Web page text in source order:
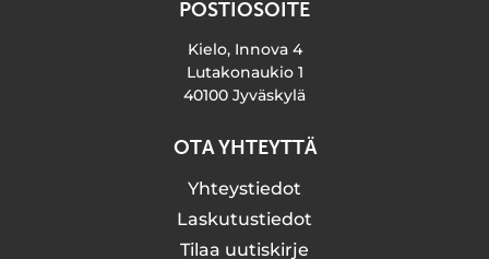
POSTIOSOITE
Kielo, Innova 4
Lutakonaukio 1
40100 Jyväskylä
OTA YHTEYTTÄ
Yhteystiedot
Laskutustiedot
Tilaa uutiskirje